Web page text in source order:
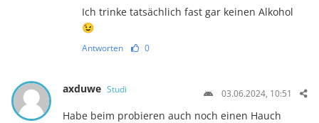
Ich trinke tatsächlich fast gar keinen Alkohol
😉
Antworten 0
axduwe Studi 03.06.2024, 10:51
Habe beim probieren auch noch einen Hauch